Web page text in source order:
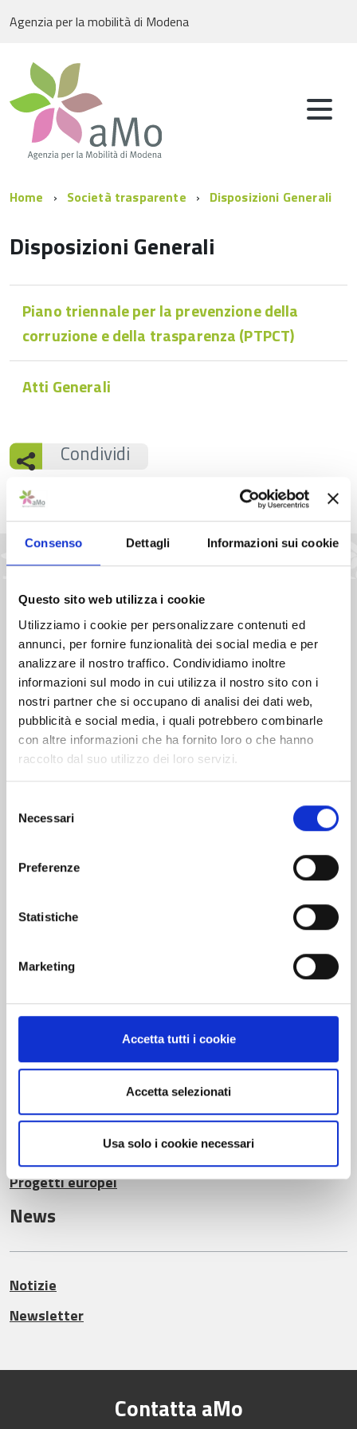
Consenso Dettagli Informazioni sui cookie
Questo sito web utilizza i cookie
Utilizziamo i cookie per personalizzare contenuti ed
annunci, per fornire funzionalità dei social media e per
analizzare il nostro traffico. Condividiamo inoltre
informazioni sul modo in cui utilizza il nostro sito con i
nostri partner che si occupano di analisi dei dati web,
pubblicità e social media, i quali potrebbero combinarle
con altre informazioni che ha fornito loro o che hanno
raccolto dal suo utilizzo dei loro servizi.
delNecessari
Preferenze
Statistiche
Marketing
Accetta tutti i cookie
Accetta selezionati
Usa solo i cookie necessari
Agenzia per la mobilità di Modena
Home Società trasparente Disposizioni Generali
Disposizioni Generali
Piano triennale per la prevenzione della
corruzione e della trasparenza (PTPCT)
Atti Generali
Condividi
L’agenzia
Società trasparente
Trasporto Pubblico
Le tariffe
Mobilità sostenibile
Mobility Management
Progetti europei
News
Notizie
Newsletter
Contatta aMo